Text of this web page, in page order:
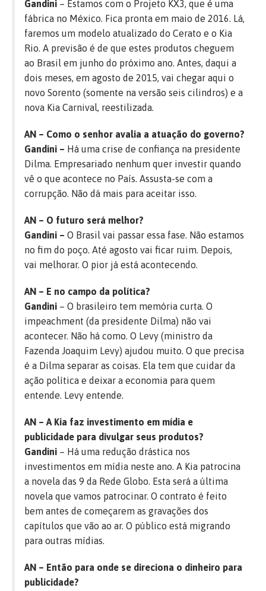
Gandini – Estamos com o Projeto KX3, que é uma
fábrica no México. Fica pronta em maio de 2016. Lá,
faremos um modelo atualizado do Cerato e o Kia
Rio. A previsão é de que estes produtos cheguem
ao Brasil em junho do próximo ano. Antes, daqui a
dois meses, em agosto de 2015, vai chegar aqui o
novo Sorento (somente na versão seis cilindros) e a
nova Kia Carnival, reestilizada.
AN – Como o senhor avalia a atuação do governo?
Gandini – Há uma crise de confiança na presidente
Dilma. Empresariado nenhum quer investir quando
vê o que acontece no País. Assusta-se com a
corrupção. Não dá mais para aceitar isso.
AN – O futuro será melhor?
Gandini – O Brasil vai passar essa fase. Não estamos
no fim do poço. Até agosto vai ficar ruim. Depois,
vai melhorar. O pior já está acontecendo.
AN – E no campo da política?
Gandini – O brasileiro tem memória curta. O
impeachment (da presidente Dilma) não vai
acontecer. Não há como. O Levy (ministro da
Fazenda Joaquim Levy) ajudou muito. O que precisa
é a Dilma separar as coisas. Ela tem que cuidar da
ação política e deixar a economia para quem
entende. Levy entende.
AN – A Kia faz investimento em mídia e
publicidade para divulgar seus produtos?
Gandini – Há uma redução drástica nos
investimentos em mídia neste ano. A Kia patrocina
a novela das 9 da Rede Globo. Esta será a última
novela que vamos patrocinar. O contrato é feito
bem antes de começarem as gravações dos
capítulos que vão ao ar. O público está migrando
para outras mídias.
AN – Então para onde se direciona o dinheiro para
publicidade?